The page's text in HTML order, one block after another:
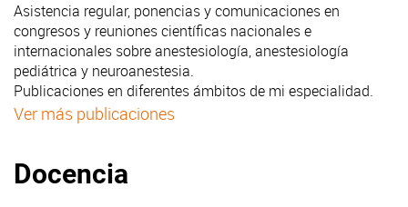
Asistencia regular, ponencias y comunicaciones en
congresos y reuniones científicas nacionales e
internacionales sobre anestesiología, anestesiología
pediátrica y neuroanestesia.
Publicaciones en diferentes ámbitos de mi especialidad.
Ver más publicaciones
Docencia